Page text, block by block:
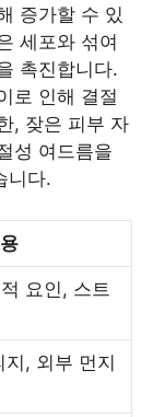
증가할 수 있
세포와 섞여
촉진합니다.
로 인해 결절
, 잦은 피부 자
성 여드름을
니다.
요인, 스트
, 외부 먼지